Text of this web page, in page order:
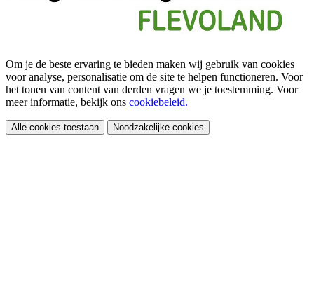
Om je de beste ervaring te bieden maken wij gebruik van cookies
voor analyse, personalisatie om de site te helpen functioneren. Voor
het tonen van content van derden vragen we je toestemming. Voor
meer informatie, bekijk ons cookiebeleid.
Alle cookies toestaan Noodzakelijke cookies